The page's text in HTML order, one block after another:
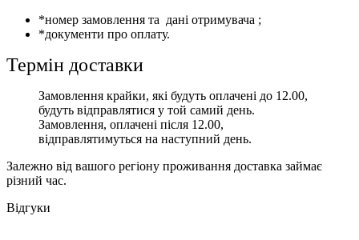
*номер замовлення та дані отримувача ;
*документи про оплату.
Термін доставки
Замовлення крайки, які будуть оплачені до 12.00,
будуть відправлятися у той самий день.
Замовлення, оплачені після 12.00,
відправлятимуться на наступний день.
Залежно від вашого регіону проживання доставка займає
різний час.
Відгуки